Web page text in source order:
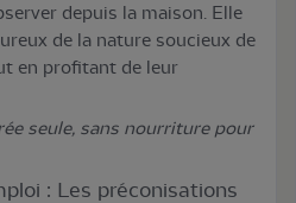
depuis la maison. Elle
de la nature soucieux de
en profitant de leur
seule, sans nourriture pour
: Les préconisations